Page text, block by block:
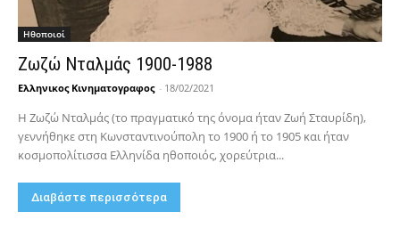
Hθοποιοί
Ζωζώ Νταλμάς 1900-1988
Ελληνικος Κινηματογραφος - 18/02/2021
Η Ζωζώ Νταλμάς (το πραγματικό της όνομα ήταν Ζωή Σταυρίδη),
γεννήθηκε στη Κωνσταντινούπολη το 1900 ή το 1905 και ήταν
κοσμοπολίτισσα Ελληνίδα ηθοποιός, χορεύτρια...
Διαβάστε περισσότερα